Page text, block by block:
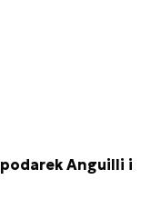
Anguilli i